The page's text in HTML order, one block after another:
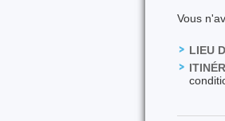
Vous
LIEU